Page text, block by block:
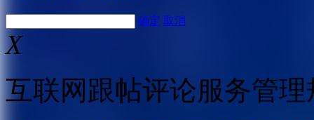
确定 取消
X
互联网跟帖评论服务管理